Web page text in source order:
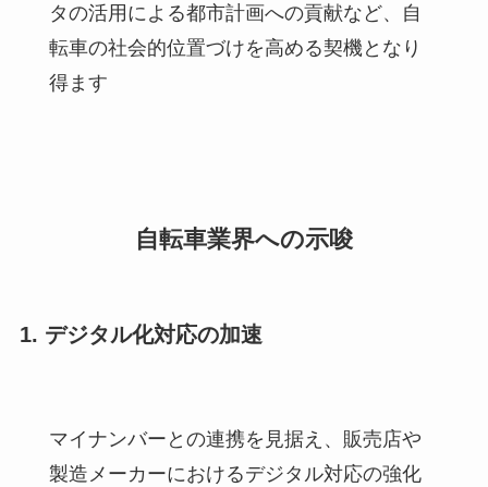
タの活用による都市計画への貢献など、自
転車の社会的位置づけを高める契機となり
得ます
自転車業界への示唆
1. デジタル化対応の加速
マイナンバーとの連携を見据え、販売店や
製造メーカーにおけるデジタル対応の強化